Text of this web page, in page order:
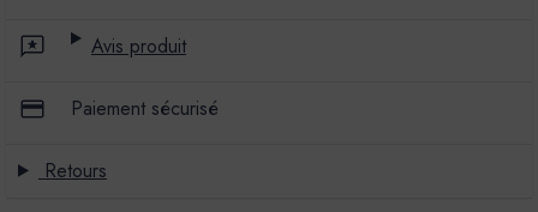
Avis produit
Paiement sécurisé
Retours